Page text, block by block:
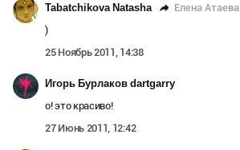
Tabatchikova Natasha Елена Атаева
)
25 Ноябрь 2011, 14:38
Игорь Бурлаков dartgarry
о! это красиво!
27 Июнь 2011, 12:42